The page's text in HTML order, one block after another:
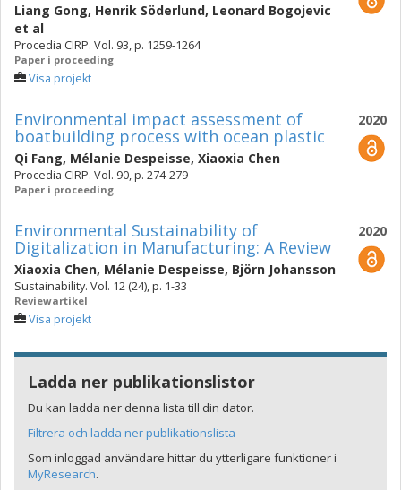
Liang Gong, Henrik Söderlund, Leonard Bogojevic
et al
Procedia CIRP. Vol. 93, p. 1259-1264
Paper i proceeding
Visa projekt
2020
Environmental impact assessment of
boatbuilding process with ocean plastic
Qi Fang, Mélanie Despeisse, Xiaoxia Chen
Procedia CIRP. Vol. 90, p. 274-279
Paper i proceeding
2020
Environmental Sustainability of
Digitalization in Manufacturing: A Review
Xiaoxia Chen, Mélanie Despeisse, Björn Johansson
Sustainability. Vol. 12 (24), p. 1-33
Reviewartikel
Visa projekt
Ladda ner publikationslistor
Du kan ladda ner denna lista till din dator.
Filtrera och ladda ner publikationslista
Som inloggad användare hittar du ytterligare funktioner i
MyResearch.